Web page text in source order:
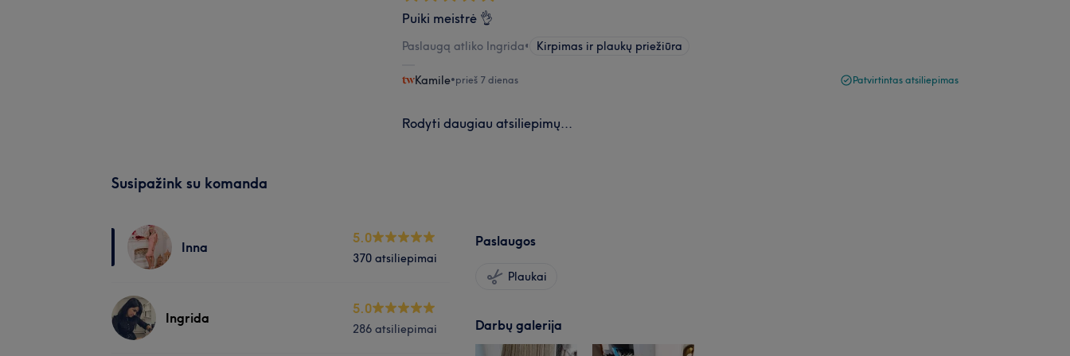
Puiki meistrė 👌
Paslaugą atliko Ingrida• Kirpimas ir plaukų priežiūra
Kamile•prieš 7 dienas Patvirtintas atsiliepimas
Rodyti daugiau atsiliepimų...
Susipažink su komanda
Inna
5.0
370 atsiliepimai
Ingrida
5.0
286 atsiliepimai
Paslaugos
Plaukai
Darbų galerija